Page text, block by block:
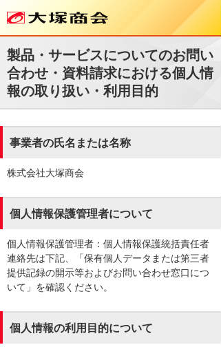
製品・サービスについてのお問い
合わせ・資料請求における個人情
報の取り扱い・利用目的
事業者の氏名または名称
株式会社大塚商会
個人情報保護管理者について
個人情報保護管理者：個人情報保護統括責任者
連絡先は下記、「保有個人データまたは第三者
提供記録の開示等およびお問い合わせ窓口につ
いて」を確認ください。
個人情報の利用目的について